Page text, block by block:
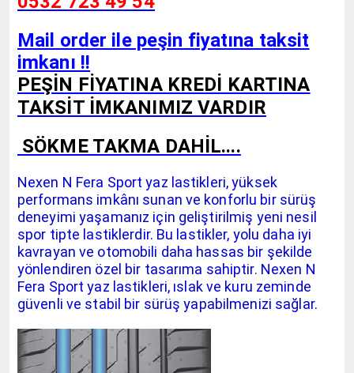
Mail order ile peşin fiyatına taksit
imkanı !!
PEŞİN FİYATINA KREDİ KARTINA
TAKSİT İMKANIMIZ VARDIR
SÖKME TAKMA DAHİL....
Nexen N Fera Sport yaz lastikleri, yüksek
performans imkânı sunan ve konforlu bir sürüş
deneyimi yaşamanız için geliştirilmiş yeni nesil
spor tipte lastiklerdir. Bu lastikler, yolu daha iyi
kavrayan ve otomobili daha hassas bir şekilde
yönlendiren özel bir tasarıma sahiptir. Nexen N
Fera Sport yaz lastikleri, ıslak ve kuru zeminde
güvenli ve stabil bir sürüş yapabilmenizi sağlar.